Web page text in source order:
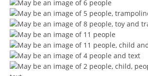
МЕНАЏМЕНТ НА ВОЛОНТЕРИ
ЗА НАС
ДЕЈСТВУВАЊЕ